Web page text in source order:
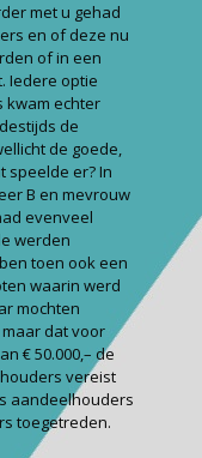
met u gehad
en of deze nu
of in een
Iedere optie
kwam echter
de
de goede,
speelde er? In
B en mevrouw
evenveel
werden
toen ook een
waarin werd
mochten
dat voor
€ 50.000,– de
vereist
aandeelhouders
toegetreden.